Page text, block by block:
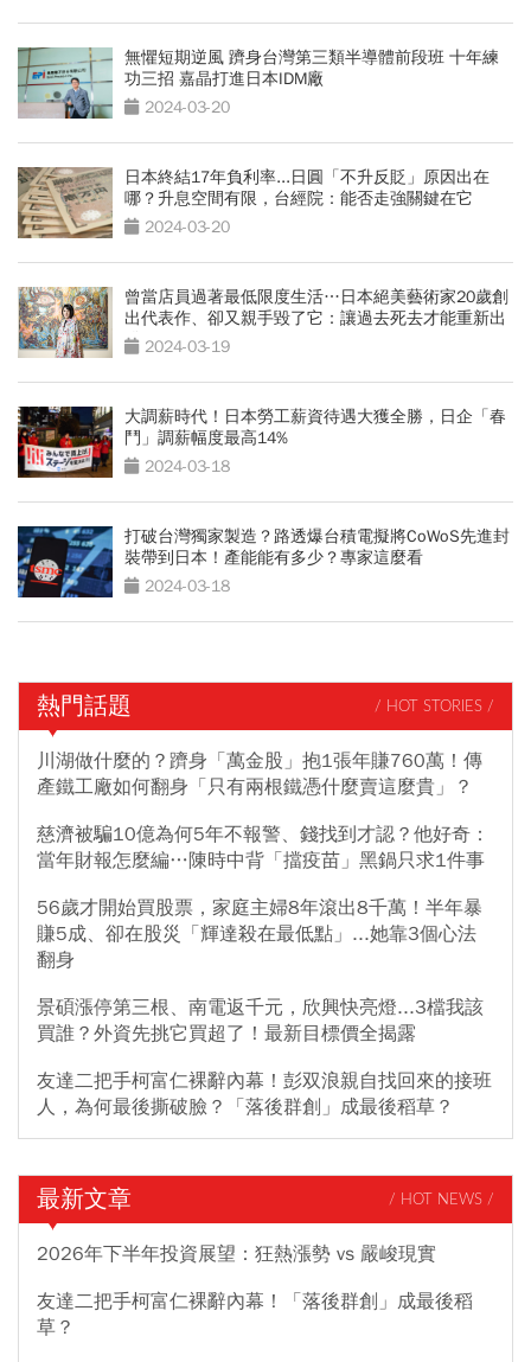
無懼短期逆風 躋身台灣第三類半導體前段班 十年練
功三招 嘉晶打進日本IDM廠
2024-03-20
日本終結17年負利率...日圓「不升反貶」原因出在
哪？升息空間有限，台經院：能否走強關鍵在它
2024-03-20
曾當店員過著最低限度生活…日本絕美藝術家20歲創
出代表作、卻又親手毀了它：讓過去死去才能重新出
發 2024-03-19
大調薪時代！日本勞工薪資待遇大獲全勝，日企「春
鬥」調薪幅度最高14%
2024-03-18
打破台灣獨家製造？路透爆台積電擬將CoWoS先進封
裝帶到日本！產能能有多少？專家這麼看
2024-03-18
熱門話題 / HOT STORIES /
川湖做什麼的？躋身「萬金股」抱1張年賺760萬！傳
產鐵工廠如何翻身「只有兩根鐵憑什麼賣這麼貴」？
慈濟被騙10億為何5年不報警、錢找到才認？他好奇：
當年財報怎麼編…陳時中背「擋疫苗」黑鍋只求1件事
56歲才開始買股票，家庭主婦8年滾出8千萬！半年暴
賺5成、卻在股災「輝達殺在最低點」...她靠3個心法
翻身
景碩漲停第三根、南電返千元，欣興快亮燈...3檔我該
買誰？外資先挑它買超了！最新目標價全揭露
友達二把手柯富仁裸辭內幕！彭双浪親自找回來的接班
人，為何最後撕破臉？「落後群創」成最後稻草？
最新文章 / HOT NEWS /
2026年下半年投資展望：狂熱漲勢 vs 嚴峻現實
友達二把手柯富仁裸辭內幕！「落後群創」成最後稻
草？